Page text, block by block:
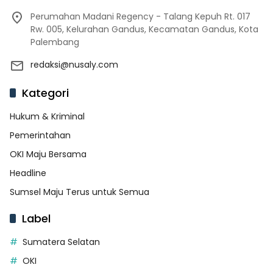
Perumahan Madani Regency - Talang Kepuh Rt. 017
Rw. 005, Kelurahan Gandus, Kecamatan Gandus, Kota
Palembang
redaksi@nusaly.com
Kategori
Hukum & Kriminal
Pemerintahan
OKI Maju Bersama
Headline
Sumsel Maju Terus untuk Semua
Label
Sumatera Selatan
OKI